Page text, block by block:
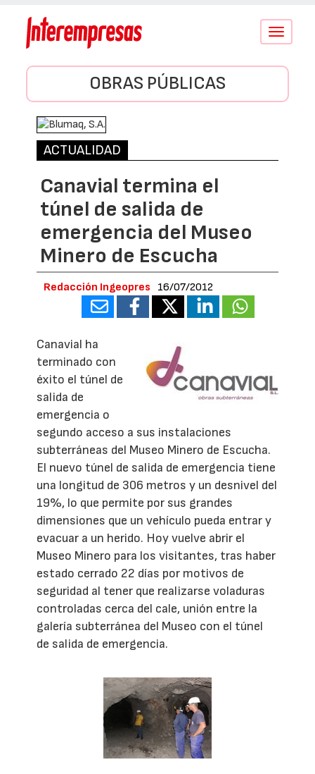
Conmutar
OBRAS PÚBLICAS
ACTUALIDAD
Canavial termina el
túnel de salida de
emergencia del Museo
Minero de Escucha
Redacción Ingeopres 16/07/2012
Canavial ha
terminado con
éxito el túnel de
salida de
emergencia o
segundo acceso a sus instalaciones
subterráneas del Museo Minero de Escucha.
El nuevo túnel de salida de emergencia tiene
una longitud de 306 metros y un desnivel del
19%, lo que permite por sus grandes
dimensiones que un vehículo pueda entrar y
evacuar a un herido. Hoy vuelve abrir el
Museo Minero para los visitantes, tras haber
estado cerrado 22 días por motivos de
seguridad al tener que realizarse voladuras
controladas cerca del cale, unión entre la
galería subterránea del Museo con el túnel
de salida de emergencia.